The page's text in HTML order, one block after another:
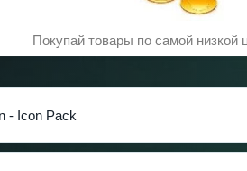
Покупай товары по самой низкой
- Icon Pack